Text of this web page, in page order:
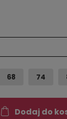
68 74
Dodaj do